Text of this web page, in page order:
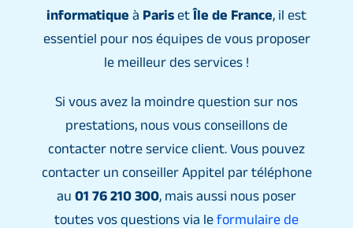
informatique à Paris etÎle de France, il est
essentiel pour nos équipes de vous proposer
le meilleur des services !
Si vous avez la moindre question sur nos
prestations, nous vous conseillons de
contacter notre service client. Vous pouvez
contacter un conseiller Appitel par téléphone
au 01 76 210 300, mais aussi nous poser
toutes vos questions via le formulaire de